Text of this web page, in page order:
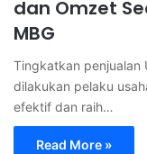
dan Omzet
MBG
Tingkatkan penjualan
dilakukan pelaku
efektif dan raih…
Read More »